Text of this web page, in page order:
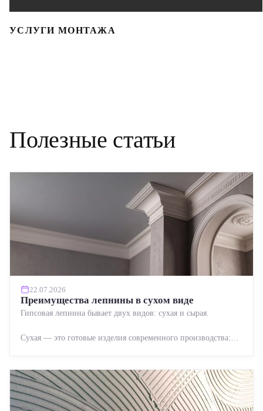
УСЛУГИ МОНТАЖА
Полезные статьи
22.07.2026
Преимущества лепнины в сухом виде
Гипсовая лепнина бывает двух видов: сухая и сырая.
Сухая — это готовые изделия современного производства: